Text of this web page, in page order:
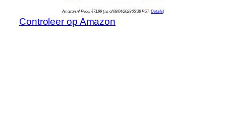
Amazon.nl Price: €71.99(as of 08/04/2023 05:38 PST-Details)
Controleer op Amazon